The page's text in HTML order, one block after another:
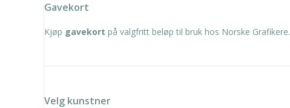
Gavekort
Kjøp gavekort på valgfritt beløp til bruk hos Norske Grafikere.
Velg kunstner